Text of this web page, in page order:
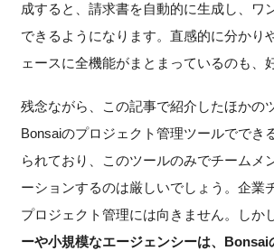
成すると、請求書を自動的に生成し、ワ
できるようになります。直感的に分かり
ェースに全機能がまとまっているのも、
残念ながら、この記事で紹介したほかの
Bonsaiのプロジェクト管理ツールででき
られており、このツールのみでチームメ
ーションするのは厳しいでしょう。企業
プロジェクト管理には向きません。しかし
ーや小規模なエージェンシーは、Bonsai